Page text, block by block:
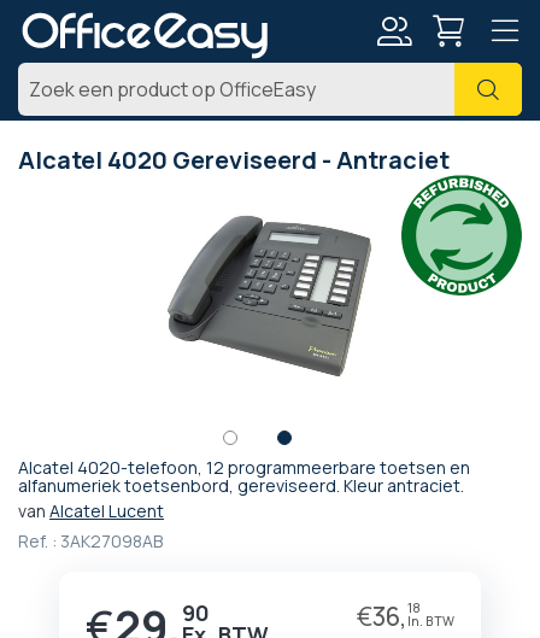
Zoek
Alcatel 4020 Gereviseerd - Antraciet
Alcatel 4020-telefoon, 12 programmeerbare toetsen en
alfanumeriek toetsenbord, gereviseerd. Kleur antraciet.
van Alcatel Lucent
Ref. : 3AK27098AB
Prijs 90 €36, 18
Ga
naar
begin
afbeeldingen-